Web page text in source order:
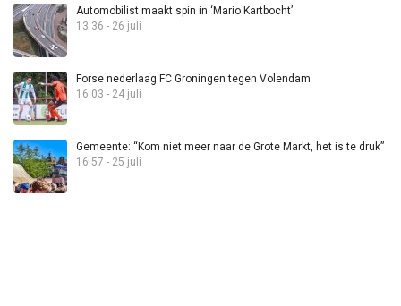
Automobilist maakt spin in ‘Mario Kartbocht’
13:36 - 26 juli
Forse nederlaag FC Groningen tegen Volendam
16:03 - 24 juli
Gemeente: “Kom niet meer naar de Grote Markt, het is te druk”
16:57 - 25 juli